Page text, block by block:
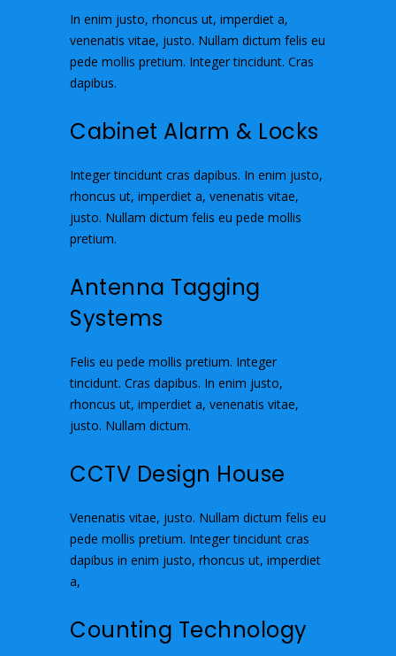
In enim justo, rhoncus ut, imperdiet a,
venenatis vitae, justo. Nullam dictum felis eu
pede mollis pretium. Integer tincidunt. Cras
dapibus.
Cabinet Alarm & Locks
Integer tincidunt cras dapibus. In enim justo,
rhoncus ut, imperdiet a, venenatis vitae,
justo. Nullam dictum felis eu pede mollis
pretium.
Antenna Tagging
Systems
Felis eu pede mollis pretium. Integer
tincidunt. Cras dapibus. In enim justo,
rhoncus ut, imperdiet a, venenatis vitae,
justo. Nullam dictum.
CCTV Design House
Venenatis vitae, justo. Nullam dictum felis eu
pede mollis pretium. Integer tincidunt cras
dapibus in enim justo, rhoncus ut, imperdiet
a,
Counting Technology